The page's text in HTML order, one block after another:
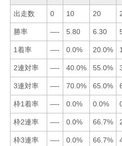
出走数 0 10 20
勝率 —- 5.80 6.30
1着率 —- 0.0% 20.0%
2連対率 —- 40.0% 55.0%
3連対率 —- 70.0% 65.0%
枠1着率 —- 0.0% 0.0%
枠2連率 —- 0.0% 66.7%
枠3連率 —- 0.0% 66.7%